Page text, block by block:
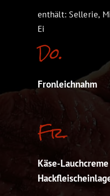
enthält: Sellerie,
Ei
Do.
Fronleichnahm
Fr.
Käse-